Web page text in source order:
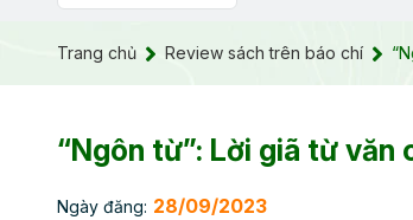
Trang chủ Review sách trên báo chí
“Ngôn từ”: Lời giã từ
Ngày đăng: 28/09/2023